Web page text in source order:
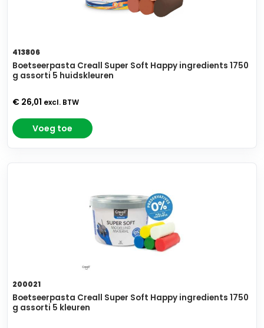
413806
Boetseerpasta Creall Super Soft Happy ingredients 1750
g assorti 5 huidskleuren
€ 26,01 excl. BTW
Voeg toe
200021
Boetseerpasta Creall Super Soft Happy ingredients 1750
g assorti 5 kleuren